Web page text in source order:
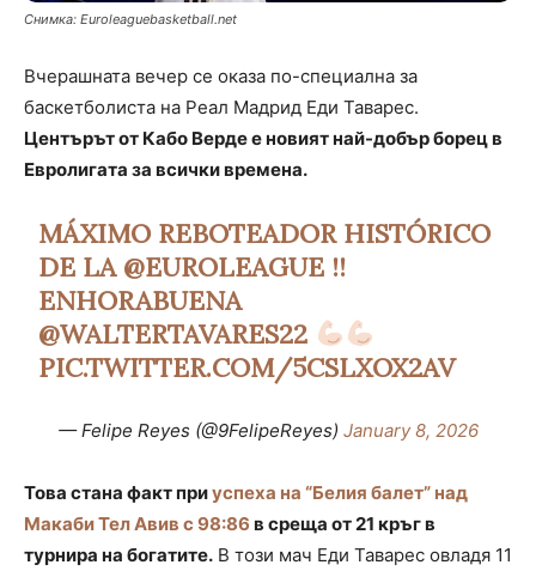
Снимка: Euroleaguebasketball.net
Вчерашната вечер се оказа по-специална за
баскетболиста на Реал Мадрид Еди Таварес.
Центърът от Кабо Верде е новият най-добър борец в
Евролигата за всички времена.
MÁXIMO REBOTEADOR HISTÓRICO
DE LA @EUROLEAGUE !!
ENHORABUENA
@WALTERTAVARES22
PIC.TWITTER.COM/5CSLXOX2AV
— Felipe Reyes (@9FelipeReyes) January 8, 2026
Това стана факт приуспеха на “Белия балет” над
Макаби Тел Авив с 98:86 в среща от 21 кръг в
турнира на богатите. В този мач Еди Таварес овладя 11